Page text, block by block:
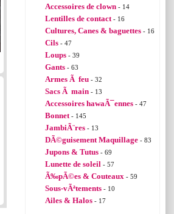
Accessoires de clown - 14
Lentilles de contact - 16
Cultures, Canes & baguettes - 16
Cils - 47
Loups - 39
Gants - 63
Armes Ã feu - 32
Sacs Ã main - 13
Accessoires hawaÃ¯ennes - 47
Bonnet - 145
JambiÃ¨res - 13
DÃ©guisement Maquillage - 83
Jupons & Tutus - 69
Lunette de soleil - 57
Ã‰pÃ©es & Couteaux - 59
Sous-vÃªtements - 10
Ailes & Halos - 17